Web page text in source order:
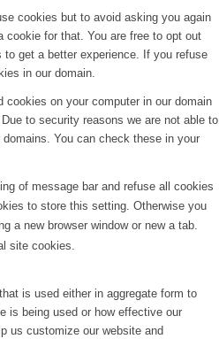
cookies but to avoid asking you again
cookie for that. You are free to opt out
get a better experience. If you refuse
in our domain.
on your computer in our domain
to security reasons we are not able to
You can check these in your
of message bar and refuse all cookies
to store this setting. Otherwise you
a new browser window or new a tab.
site cookies.
is used either in aggregate form to
is being used or how effective our
us customize our website and